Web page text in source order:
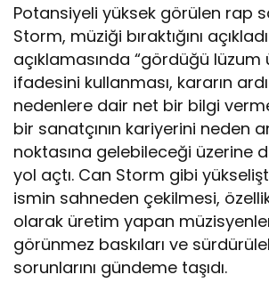
Potansiyeli yüksek görülen rap
Storm, müziği bıraktığını
açıklamasında “gördüğü lüzum
ifadesini kullanması, kararın
nedenlere dair net bir bilgi
bir sanatçının kariyerini neden
noktasına gelebileceği üzerine
yol açtı. Can Storm gibi
ismin sahneden çekilmesi,
olarak üretim yapan
görünmez baskıları ve
sorunlarını gündeme taşıdı.